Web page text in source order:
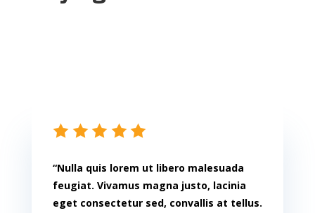
“Nulla quis lorem ut libero malesuada
feugiat. Vivamus magna justo, lacinia
eget consectetur sed, convallis at tellus.